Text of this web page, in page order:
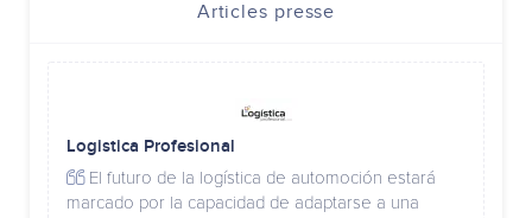
Articles presse
Logistica Profesional
El futuro de la logística de automoción estará
marcado por la capacidad de adaptarse a una